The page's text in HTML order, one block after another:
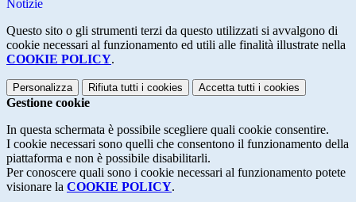
Notizie
Questo sito o gli strumenti terzi da questo utilizzati si avvalgono di
cookie necessari al funzionamento ed utili alle finalità illustrate nella
COOKIE POLICY.
Personalizza Rifiuta tutti i cookies Accetta tutti i cookies
Gestione cookie
In questa schermata è possibile scegliere quali cookie consentire.
I cookie necessari sono quelli che consentono il funzionamento della
piattaforma e non è possibile disabilitarli.
Per conoscere quali sono i cookie necessari al funzionamento potete
visionare la COOKIE POLICY.